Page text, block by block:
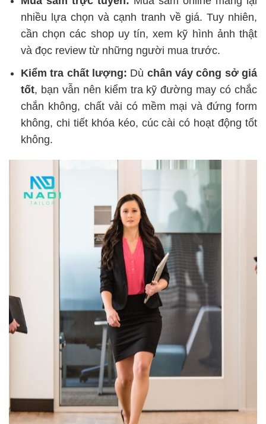
nhiều lựa chọn và cạnh tranh về giá. Tuy nhiên,
cần chọn các shop uy tín, xem kỹ hình ảnh thật
và đọc review từ những người mua trước.
Kiểm tra chất lượng: Dù chân váy công sở giá
tốt, bạn vẫn nên kiểm tra kỹ đường may có chắc
chắn không, chất vải có mềm mại và đứng form
không, chi tiết khóa kéo, cúc cài có hoạt động tốt
không.